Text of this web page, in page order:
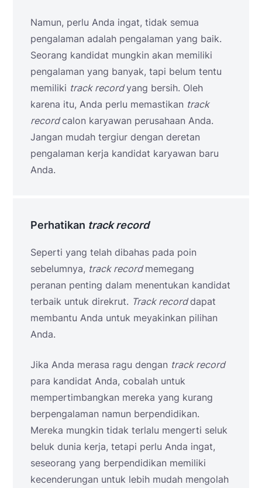
Namun, perlu Anda ingat, tidak semua
pengalaman adalah pengalaman yang baik.
Seorang kandidat mungkin akan memiliki
pengalaman yang banyak, tapi belum tentu
memiliki track recordyang bersih. Oleh
karena itu, Anda perlu memastikan track
recordcalon karyawan perusahaan Anda.
Jangan mudah tergiur dengan deretan
pengalaman kerja kandidat karyawan baru
Anda.
Perhatikan track record
Seperti yang telah dibahas pada poin
sebelumnya, track recordmemegang
peranan penting dalam menentukan kandidat
terbaik untuk direkrut. Track recorddapat
membantu Anda untuk meyakinkan pilihan
Anda.
Jika Anda merasa ragu dengan track record
para kandidat Anda, cobalah untuk
mempertimbangkan mereka yang kurang
berpengalaman namun berpendidikan.
Mereka mungkin tidak terlalu mengerti seluk
beluk dunia kerja, tetapi perlu Anda ingat,
seseorang yang berpendidikan memiliki
kecenderungan untuk lebih mudah mengolah